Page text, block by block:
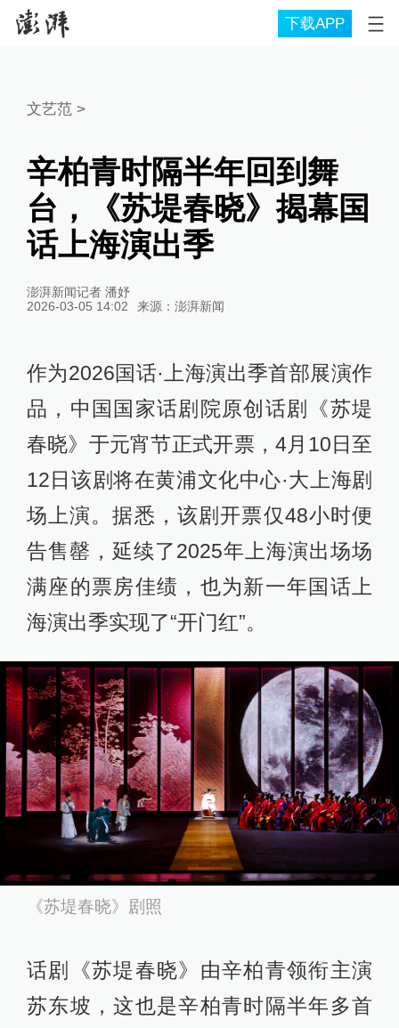
下载APP
文艺范>
辛柏青时隔半年回到舞
台，《苏堤春晓》揭幕国
话上海演出季
澎湃新闻记者 潘妤
2026-03-05 14:02
来源： 澎湃新闻
作为2026国话·上海演出季首部展演作
品，中国国家话剧院原创话剧《苏堤
春晓》于元宵节正式开票，4月10日至
12日该剧将在黄浦文化中心·大上海剧
场上演。据悉，该剧开票仅48小时便
告售罄，延续了2025年上海演出场场
满座的票房佳绩，也为新一年国话上
海演出季实现了“开门红”。
《苏堤春晓》剧照
话剧《苏堤春晓》由辛柏青领衔主演
苏东坡，这也是辛柏青时隔半年多首